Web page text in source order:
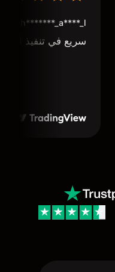
h*******_a****_l***
سريع في تنفيذ